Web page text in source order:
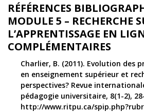
RÉFÉRENCES
MODULE 5 – RECHERCHE
L’APPRENTISSAGE EN
COMPLÉMENTAIRES
Charlier, B. (2011). Evolution des
en enseignement supérieur et
perspectives? Revue
pédagogie universitaire, 8(1-2),
http://www.ritpu.ca/